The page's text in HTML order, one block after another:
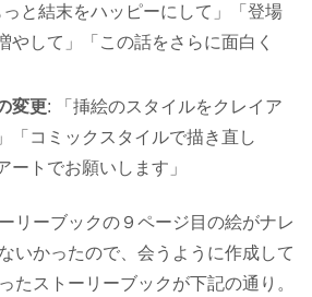
っと結末をハッピーにして」「登場
やして」「この話をさらに面白く
変更: 「挿絵のスタイルをクレイア
「コミックスタイルで描き直し
ートでお願いします」
リーブックの９ページ目の絵がナレ
いかったので、会うように作成して
たストーリーブックが下記の通り。